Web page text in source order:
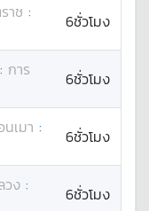
าช :
6ชั่วโมง
: การ
6ชั่วโมง
นเมา :
6ชั่วโมง
วง :
6ชั่วโมง